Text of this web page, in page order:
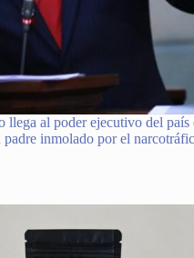
llega al poder ejecutivo del país
padre inmolado por el